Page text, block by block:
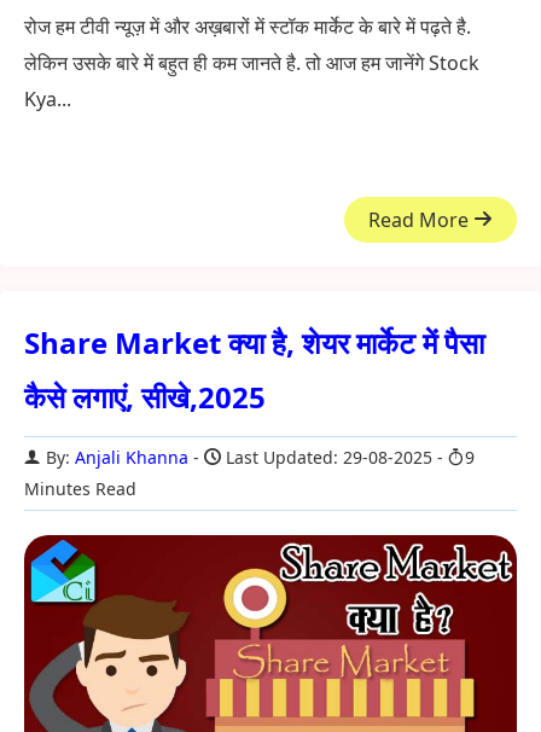
रोज हम टीवी न्यूज़ में और अख़बारों में स्टॉक मार्केट के बारे में पढ़ते है.
लेकिन उसके बारे में बहुत ही कम जानते है. तो आज हम जानेंगे Stock
Kya...
Read More
Share Market क्या है, शेयर मार्केट में पैसा
कैसे लगाएं, सीखे,2025
By: Anjali Khanna Last Updated: 29-08-2025
9
Minutes Read